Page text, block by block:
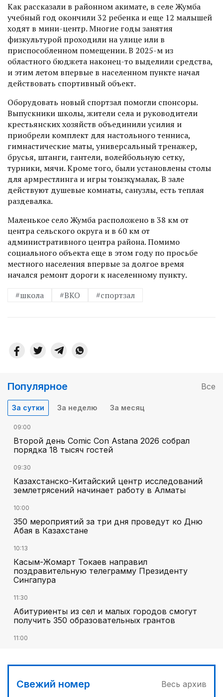
Как рассказали в районном акимате, в селе Жумба
учебный год окончили 32 ребенка и еще 12 малышей
ходят в мини-центр. Многие годы занятия
физкультурой проходили на улице или в
приспособленном помещении. В 2025-м из
областного бюджета наконец-то выделили средства,
и этим летом впервые в населенном пункте начал
действовать спортивный объект.
Оборудовать новый спортзал помогли спонсоры.
Выпускники школы, жители села и руководители
крестьянских хозяйств объединили усилия и
приобрели комплект для настольного тенниса,
гимнастические маты, универсальный тренажер,
брусья, штанги, гантели, волейбольную сетку,
турники, мячи. Кроме того, были установлены столы
для армрестлинга и игры тоғызқұмалақ. В зале
действуют душевые комнаты, санузлы, есть теплая
раздевалка.
Маленькое село Жумба расположено в 38 км от
центра сельского округа и в 60 км от
административного центра района. Помимо
социального объекта еще в этом году по просьбе
местного населения впервые за долгое время
начался ремонт дороги к населенному пункту.
#школа
#ВКО #спортзал
Популярное Все
За сутки За неделю За месяц
09:00
Второй день Comic Con Astana 2026 собрал
порядка 18 тысяч гостей
09:30
Казахстанско-Китайский центр исследований
землетрясений начинает работу в Алматы
10:00
350 мероприятий за три дня проведут ко Дню
Абая в Казахстане
10:13
Касым-Жомарт Токаев направил
поздравительную телеграмму Президенту
Сингапура
11:30
Абитуриенты из сел и малых городов смогут
получить 350 образовательных грантов
11:00
МЧС запустило новые станции мониторинга
Свежий номер Весь архив